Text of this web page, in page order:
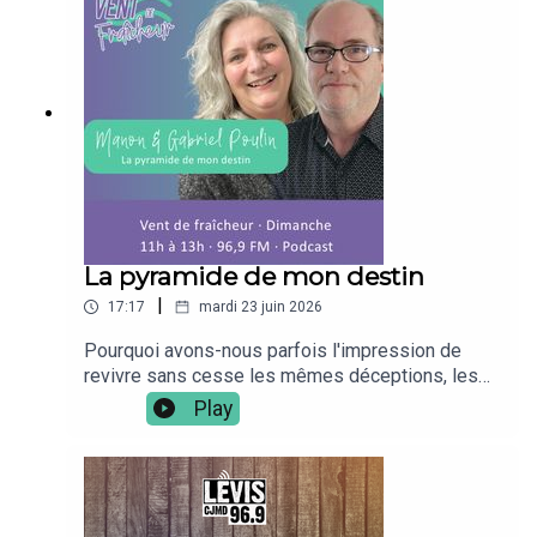
mapoufacehttps://www.facebook.com/ventdefrai
cheur969
La pyramide de mon destin
17:17 | mardi 23 juin 2026
Pourquoi avons-nous parfois l'impression de
revivre sans cesse les mêmes déceptions, les
mêmes conflits ou les mêmes blocages
(financiers, relations,...) ? Dans cet extrait radio
captivant, l'animatrice Manon Poulin s'entretient
avec Gabriel Poulin, auteur du livre Réalité ou
Illusion et père d'une impressionnante famille de
dix enfants, ainsi qu'avec le scientifique Mickaël
Play